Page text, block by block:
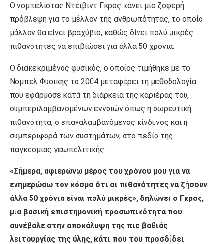
O νομπελίστας Ντέιβιντ Γκρος κάνει μία ζοφερή
πρόβλεψη για το μέλλον της ανθρωπότητας, το οποίο
μάλλον θα είναι βραχύβιο, καθώς δίνει πολύ μικρές
πιθανότητες να επιβιώσει για άλλα 50 χρόνια.
Ο διακεκριμένος φυσικός, ο οποίος τιμήθηκε με το
Νόμπελ Φυσικής το 2004 μεταφέρει τη μεθοδολογία
που εφάρμοσε κατά τη διάρκεια της καριέρας του,
συμπεριλαμβανομένων εννοιών όπως η σωρευτική
πιθανότητα, ο επαναλαμβανόμενος κίνδυνος και η
συμπεριφορά των συστημάτων, στο πεδίο της
παγκόσμιας γεωπολιτικής.
«Σήμερα, αφιερώνω μέρος του χρόνου μου για να
ενημερώσω τον κόσμο ότι οι πιθανότητες να ζήσουν
άλλα 50 χρόνια είναι πολύ μικρές», δηλώνει ο Γκρος,
μια βασική επιστημονική προσωπικότητα που
συνέβαλε στην αποκάλυψη της πιο βαθιάς
λειτουργίας της ύλης, κάτι που του προσδίδει